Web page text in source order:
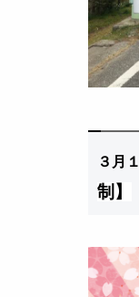
３ 月
制】